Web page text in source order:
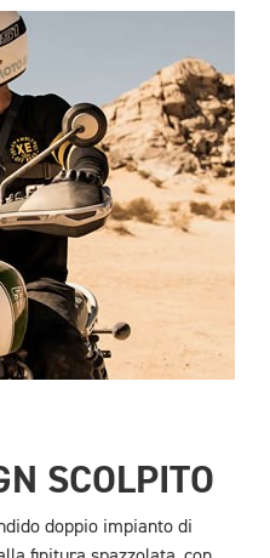
SCOLPITO
doppio impianto di